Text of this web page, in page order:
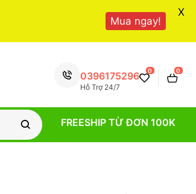
0396175296
Hỗ Trợ 24/7
0 0
FREESHIP TỪ ĐƠN 100K
Mua ngay!
X